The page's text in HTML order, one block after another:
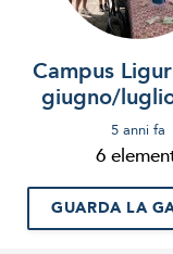
Campus
giugno/
5 anni fa
6
GUARDA LA